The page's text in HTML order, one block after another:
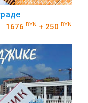
1676 BYN + 250 BYN